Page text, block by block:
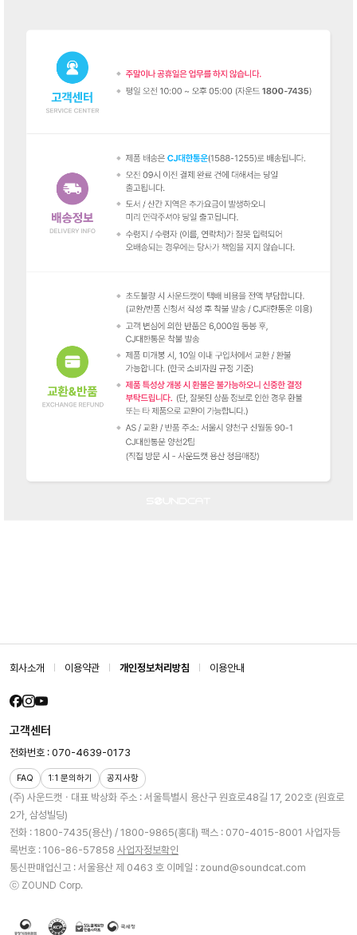
회사소개 이용약관 개인정보처리방침 이용안내
(주) 사운드캣ㆍ대표 박상화 주소 : 서울특별시 용산구 원효로48길 17, 202호 (원효로
2가, 삼성빌딩)
전화 : 1800-7435(용산) / 1800-9865(홍대) 팩스 : 070-4015-8001 사업자등
록번호 : 106-86-57858 사업자정보확인
통신판매업신고 : 서울용산 제 0463 호 이메일 : zound@soundcat.com
ⓒ ZOUND Corp.
고객센터
전화번호 : 070-4639-0173
FAQ 1:1 문의하기 공지사항